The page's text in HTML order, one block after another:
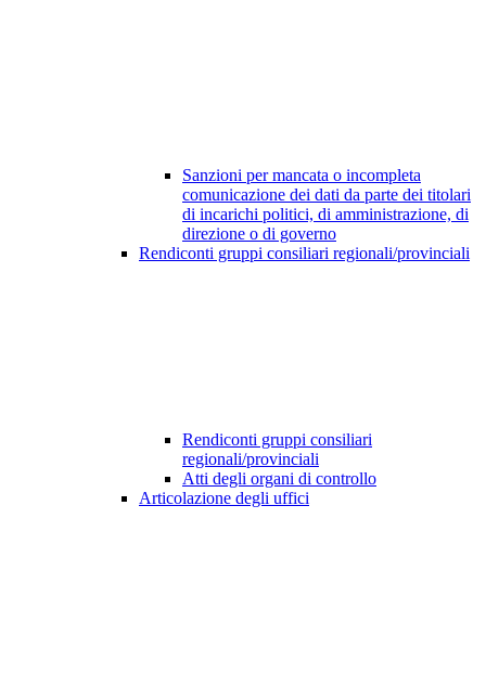
Sanzioni per mancata o incompleta
comunicazione dei dati da parte dei titolari
di incarichi politici, di amministrazione, di
direzione o di governo
Rendiconti gruppi consiliari regionali/provinciali
Rendiconti gruppi consiliari
regionali/provinciali
Atti degli organi di controllo
Articolazione degli uffici